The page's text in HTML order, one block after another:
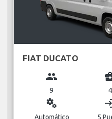
FIAT DUCATO
group
9 4
miscellaneous_services
Automático 5